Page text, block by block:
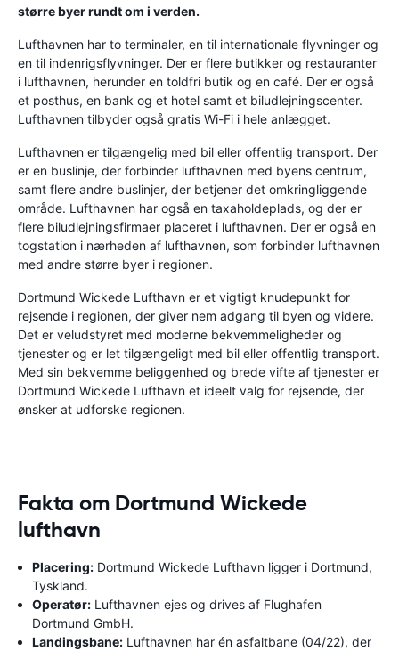
større byer rundt om i verden.
Lufthavnen har to terminaler, en til internationale flyvninger og
en til indenrigsflyvninger. Der er flere butikker og restauranter
i lufthavnen, herunder en toldfri butik og en café. Der er også
et posthus, en bank og et hotel samt et biludlejningscenter.
Lufthavnen tilbyder også gratis Wi-Fi i hele anlægget.
Lufthavnen er tilgængelig med bil eller offentlig transport. Der
er en buslinje, der forbinder lufthavnen med byens centrum,
samt flere andre buslinjer, der betjener det omkringliggende
område. Lufthavnen har også en taxaholdeplads, og der er
flere biludlejningsfirmaer placeret i lufthavnen. Der er også en
togstation i nærheden af ​​lufthavnen, som forbinder lufthavnen
med andre større byer i regionen.
Dortmund Wickede Lufthavn er et vigtigt knudepunkt for
rejsende i regionen, der giver nem adgang til byen og videre.
Det er veludstyret med moderne bekvemmeligheder og
tjenester og er let tilgængeligt med bil eller offentlig transport.
Med sin bekvemme beliggenhed og brede vifte af tjenester er
Dortmund Wickede Lufthavn et ideelt valg for rejsende, der
ønsker at udforske regionen.
Fakta om Dortmund Wickede
lufthavn
Placering: Dortmund Wickede Lufthavn ligger i Dortmund,
Tyskland.
Operatør: Lufthavnen ejes og drives af Flughafen
Dortmund GmbH.
Landingsbane: Lufthavnen har én asfaltbane (04/22), der